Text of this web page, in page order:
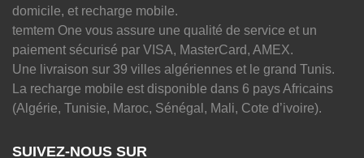
domicile, et recharge mobile.
temtem One vous assure une qualité de service et un
paiement sécurisé par VISA, MasterCard, AMEX.
Une livraison sur 39 villes algériennes et le grand Tunis.
La recharge mobile est disponible dans 6 pays Africains
(Algérie, Tunisie, Maroc, Sénégal, Mali, Cote d’ivoire).
SUIVEZ-NOUS SUR